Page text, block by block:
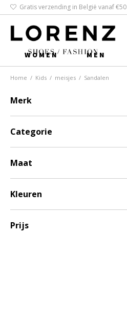
Gratis verzending in België vanaf €50
WOMEN MEN
Home / Kids / meisjes / Sandalen
Merk
Categorie
Maat
Kleuren
Prijs